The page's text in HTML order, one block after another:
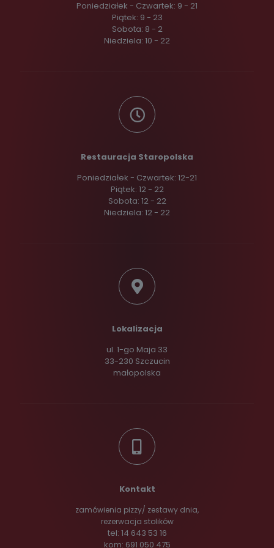
Poniedziałek - Czwartek: 9 - 21
Piątek: 9 - 23
Sobota: 8 - 2
Niedziela: 10 - 22
Restauracja Staropolska
Poniedziałek - Czwartek: 12-21
Piątek: 12 - 22
Sobota: 12 - 22
Niedziela: 12 - 22
Lokalizacja
ul. 1-go Maja 33
33-230 Szczucin
małopolska
Kontakt
zamówienia pizzy/ zestawy dnia,
rezerwacja stolików
tel: 14 643 53 16
kom: 691 050 475